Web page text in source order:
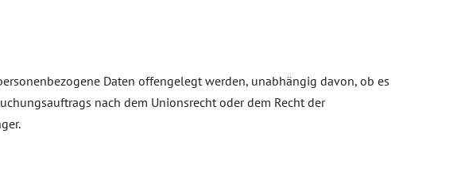
Daten offengelegt werden, unabhängig davon, ob es
nach dem Unionsrecht oder dem Recht der